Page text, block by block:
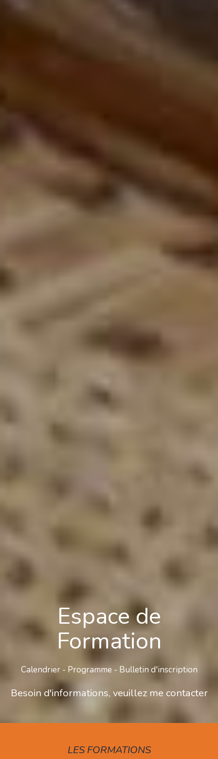
Espace de
Formation
Calendrier - Programme - Bulletin d'inscription
Besoin d'informations, veuillez me contacter
LES FORMATIONS